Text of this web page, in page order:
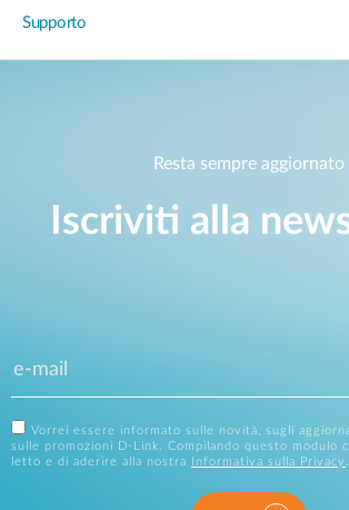
Supporto
Resta sempre aggiornato
Iscriviti alla
Vorrei essere informato sulle novità, sugli
sulle promozioni D-Link. Compilando questo modulo
letto e di aderire alla nostra
Informativa sulla Privacy .